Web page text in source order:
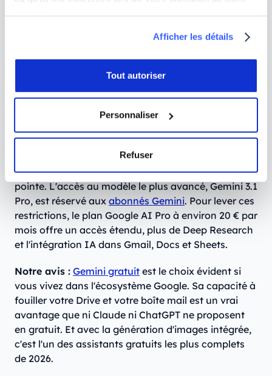
Afficher les détails
Tout autoriser
Personnaliser
Refuser
des meilleurs générateurs d'images IA du
des recherches approfondies
Les limites à connaître :le plan gratuit est
généreux, mais les limites sont dynamiques : elles
varient selon la charge des serveurs, et vous pouvez
tomber sur des erreurs de quota aux heures de
pointe. L'accès au modèle le plus avancé, Gemini 3.1
Pro, est réservé aux abonnés Gemini. Pour lever ces
restrictions, le plan Google AI Pro à environ 20 € par
mois offre un accès étendu, plus de Deep Research
et l'intégration IA dans Gmail, Docs et Sheets.
Notre avis : Gemini gratuit est le choix évident si
vous vivez dans l'écosystème Google. Sa capacité à
fouiller votre Drive et votre boîte mail est un vrai
avantage que ni Claude ni ChatGPT ne proposent
en gratuit. Et avec la génération d'images intégrée,
c'est l'un des assistants gratuits les plus complets
de 2026.